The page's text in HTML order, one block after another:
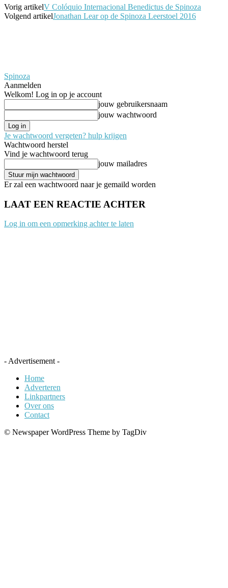
Vorig artikelV Colóquio Internacional Benedictus de Spinoza
Volgend artikelJonathan Lear op de Spinoza Leerstoel 2016
Spinoza
Aanmelden
Welkom! Log in op je account
jouw gebruikersnaam
jouw wachtwoord
Je wachtwoord vergeten? hulp krijgen
Wachtwoord herstel
Vind je wachtwoord terug
jouw mailadres
Er zal een wachtwoord naar je gemaild worden
LAAT EEN REACTIE ACHTER
Log in om een opmerking achter te laten
- Advertisement -
Home
Adverteren
Linkpartners
Over ons
Contact
© Newspaper WordPress Theme by TagDiv